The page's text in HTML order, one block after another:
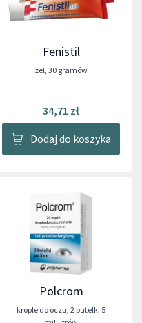
Fenistil
żel, 30 gramów
34,71 zł
Dodaj do koszyka
Polcrom
krople do oczu, 2 butelki 5